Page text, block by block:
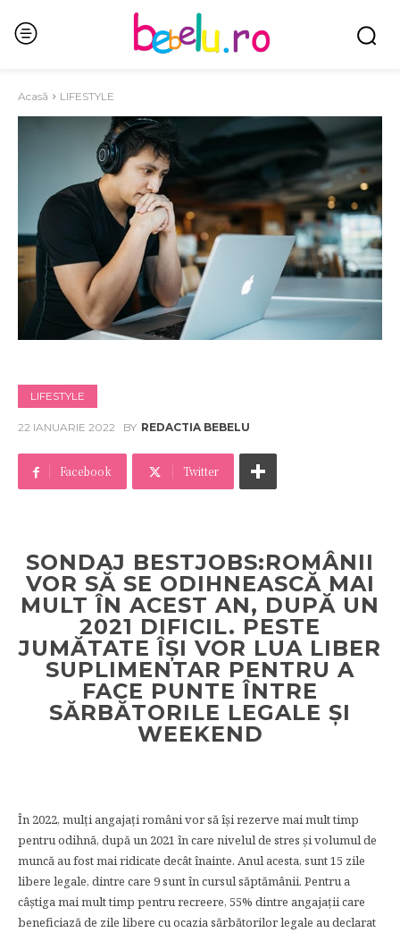
Acasă LIFESTYLE
LIFESTYLE
22 IANUARIE 2022 BY REDACTIA BEBELU
Facebook Twitter
SONDAJ BESTJOBS:ROMÂNII
VOR SĂ SE ODIHNEASCĂ MAI
MULT ÎN ACEST AN, DUPĂ UN
2021 DIFICIL. PESTE
JUMĂTATE ÎȘI VOR LUA LIBER
SUPLIMENTAR PENTRU A
FACE PUNTE ÎNTRE
SĂRBĂTORILE LEGALE ȘI
WEEKEND
În 2022, mulți angajați români vor să își rezerve mai mult timp
pentru odihnă, după un 2021 în care nivelul de stres și volumul de
muncă au fost mai ridicate decât înainte. Anul acesta, sunt 15 zile
libere legale, dintre care 9 sunt în cursul săptămânii. Pentru a
câștiga mai mult timp pentru recreere, 55% dintre angajații care
beneficiază de zile libere cu ocazia sărbătorilor legale au declarat